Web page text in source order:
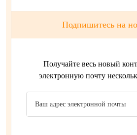
Подпишитесь на
Получайте весь новый
электронную почту